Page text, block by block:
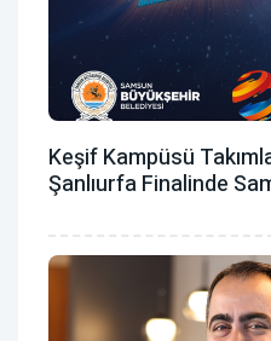
Keşif Kampüsü
Şanlıurfa Finalinde